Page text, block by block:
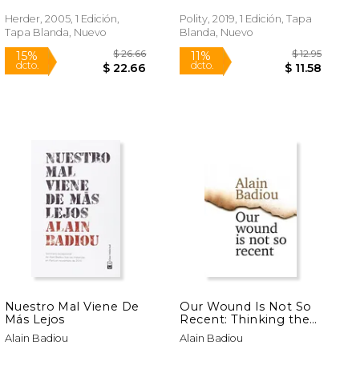
Herder, 2005, 1 Edición,
Tapa Blanda, Nuevo
15%
dcto.
Polity, 2019, 1 Edición, Tapa
Blanda, Nuevo
11%
dcto.
Nuestro Mal Viene De
Más Lejos
Alain Badiou
Our Wound Is Not So
Recent: Thinking the
Paris Killings of 13
November (en Inglés)
Alain Badiou